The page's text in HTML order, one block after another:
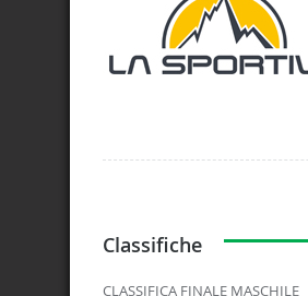
Classifiche
CLASSIFICA FINALE MASCHILE